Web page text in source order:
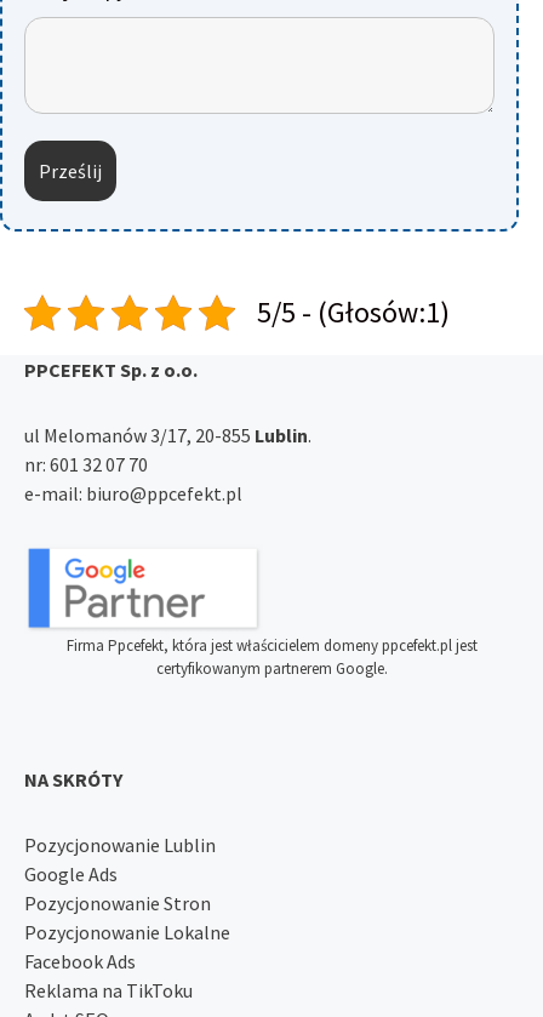
5/5 - (Głosów:1)
PPCEFEKT Sp. z o.o.
ul Melomanów 3/17, 20-855 Lublin.
nr: 601 32 07 70
e-mail: biuro@ppcefekt.pl
Firma Ppcefekt, która jest właścicielem domeny ppcefekt.pl jest
certyfikowanym partnerem Google.
NA SKRÓTY
Pozycjonowanie Lublin
Google Ads
Pozycjonowanie Stron
Pozycjonowanie Lokalne
Facebook Ads
Reklama na TikToku